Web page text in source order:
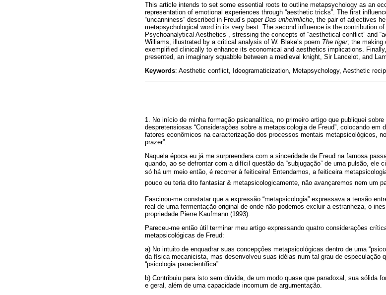
This article intends to set some essential roots to outline metapsychology as an
representation of emotional experiences through “aesthetic tricks”. The first
“uncanniness” described in Freud’s paper Das unheimliche , the pair of adjectives
metapsychological word in its very best. The second influence is the contribution
Psychoanalytical Aesthetics”, stressing the concepts of “aesthetical conflict” and
Williams, illustrated by a critical analysis of W. Blake’s poem The tiger; the making
exemplified clinically to enhance its economical and aesthetics implications.
presented, an imaginary squabble between a medieval knight, Sir Lancelot, and
Keywords: Aesthetic conflict, Ideogramaticization, Metapsychology, Aesthetic
1. No início de minha formação psicanalítica, no primeiro artigo que publiquei
despretensiosas “Considerações sobre a metapsicologia de Freud”, colocando em
fatores econômicos na caracterização dos processos mentais metapsicológicos,
prazer”.
Naquela época eu já me surpreendera com a sinceridade de Freud na famosa
quando, ao se defrontar com a difícil questão da “subjugação” de uma pulsão, ele
só há um meio então, é recorrer à feiticeira! Entendamos, a feiticeira
pouco eu teria dito fantasiar & metapsicologicamente, não avançaremos nem um
Fascinou-me constatar que a expressão “metapsicologia” expressava a tensão
real de uma fermentação original de onde não podemos excluir a estranheza, o
propriedade Pierre Kaufmann (1993).
Pareceu-me então útil terminar meu artigo expressando quatro considerações
metapsicológicas de Freud:
a) No intuito de enquadrar suas concepções metapsicológicas dentro de uma
da física mecanicista, mas desenvolveu suas idéias num tal grau de especulação
“psicologia paracientífica”.
b) Contribuiu para isto sem dúvida, de um modo quase que paradoxal, sua sólida
e geral, além de uma capacidade incomum de argumentação.